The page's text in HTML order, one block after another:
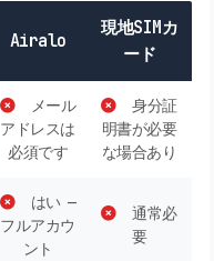
Airalo
現地SIMカ
ード
メール
アドレスは
必須です
身分証
明書が必要
な場合あり
はい —
フルアカウ
ント
通常必
要